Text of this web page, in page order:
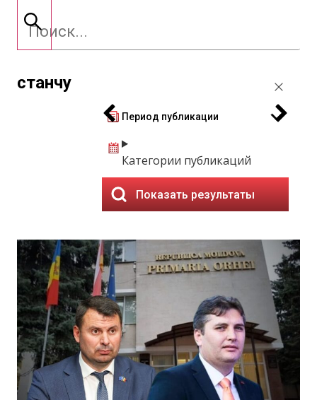
станчу
Период публикации
Категории публикаций
Показать результаты